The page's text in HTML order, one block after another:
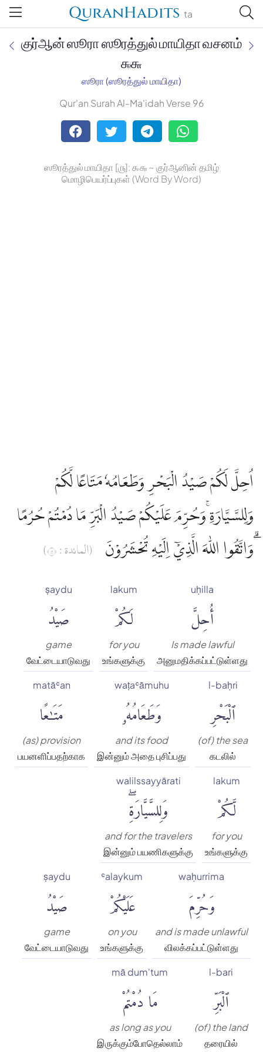
QuranHadits ta
Jan Trust Foundation
Mufti Omar Sheriff Qasimi,
குர்ஆன் ஸூரா ஸூரத்துல் மாயிதா வசனம்
௯௬
ஸூரா (ஸூரத்துல் மாயிதா)
Qur'an Surah Al-Ma'idah Verse 96
ஸூரத்துல் மாயிதா [௫]: ௯௬ ~ குர்ஆனின் தமிழ்
மொழிபெயர்ப்புகள் (Word By Word)
اُحِلَّ لَكُمْ صَيْدُ الْبَحْرِ وَطَعَامُهٗ مَتَاعًا لَّكُمْ
وَلِلسَّيَّارَةِ ۚوَحُرِّمَ عَلَيْكُمْ صَيْدُ الْبَرِّ مَا دُمْتُمْ حُرُمًا
ۗوَاتَّقُوا اللّٰهَ الَّذِيْٓ اِلَيْهِ تُحْشَرُوْنَ
(المائدة : ٥)
uḥilla
أُحِلَّ
Is made lawful
அனுமதிக்கப்பட்டுள்ளது
lakum
لَكُمْ
for you
உங்களுக்கு
ṣaydu
صَيْدُ
game
வேட்டையாடுவது
l-baḥri
ٱلْبَحْرِ
(of) the sea
கடலில்
waṭaʿāmuhu
وَطَعَامُهُۥ
and its food
இன்னும் அதை புசிப்பது
matāʿan
مَتَٰعًا
(as) provision
பயனளிப்பதற்காக
lakum
لَّكُمْ
for you
உங்களுக்கு
walilssayyārati
وَلِلسَّيَّارَةِۖ
and for the travelers
இன்னும் பயணிகளுக்கு
waḥurrima
وَحُرِّمَ
and is made unlawful
விலக்கப்பட்டுள்ளது
ʿalaykum
عَلَيْكُمْ
on you
உங்களுக்கு
ṣaydu
صَيْدُ
game
வேட்டையாடுவது
l-bari
ٱلْبَرِّ
(of) the land
தரையில்
mā dum'tum
مَا دُمْتُمْ
as long as you
இருக்கும்போதெல்லாம்